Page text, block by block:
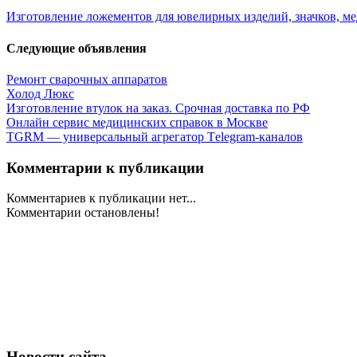
Изготовление ложементов для ювелирных изделий, значков,
Следующие объявления
Ремонт сварочных аппаратов
Холод Люкс
Изготовление втулок на заказ. Срочная доставка по РФ
Онлайн сервис медицинских справок в Москве
TGRM — универсальный агрегатор Tеlegram-каналов
Комментарии к публикации
Комментариев к публикации нет...
Комментарии остановлены!